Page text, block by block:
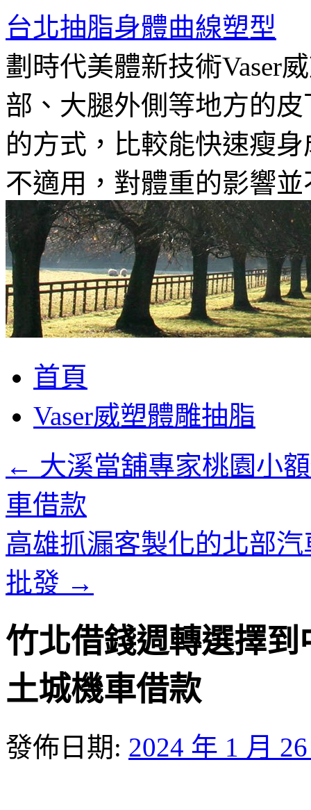
台北抽脂身體曲線塑型
劃時代美體新技術Vaser
部、大腿外側等地方的
的方式，比較能快速瘦
不適用，對體重的影響
至
要
首頁
Vaser威塑體雕抽脂
← 大溪當舖專家桃園小
車借款
高雄抓漏客製化的北部
批發 →
竹北借錢週轉選擇
土城機車借款
發佈日期: 2024 年 1 月